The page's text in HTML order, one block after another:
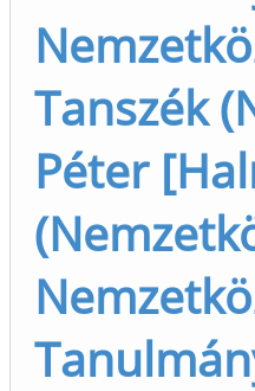
Tanszék
Péter